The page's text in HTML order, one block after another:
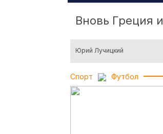
Вновь Греция
Юрий Лучицкий
Спорт Футбол